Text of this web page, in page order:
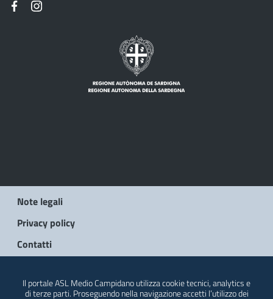
Note legali
Privacy policy
Contatti
Il portale ASL Medio Campidano utilizza cookie tecnici, analytics e
di terze parti. Proseguendo nella navigazione accetti l’utilizzo dei